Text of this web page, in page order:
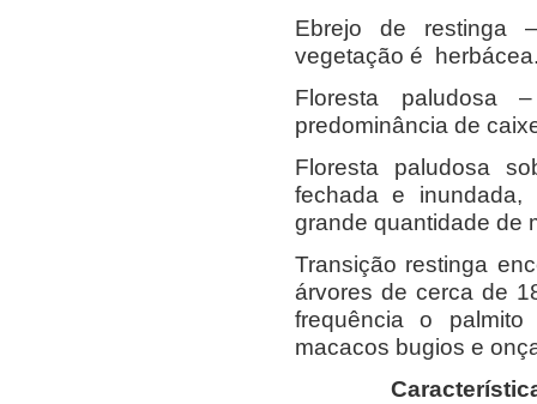
Ebrejo de restinga
vegetação é
Floresta paludosa
predominância de
Floresta paludosa
fechada e inundada,
grande quantidade de
Transição restinga
árvores de cerca de
frequência o
macacos bugios e